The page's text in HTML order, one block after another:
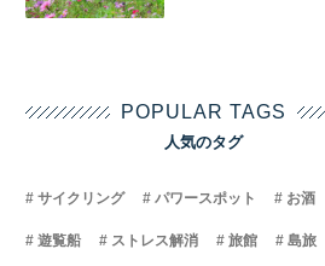
POPULAR TAGS
人気のタグ
サイクリング パワースポット お酒
遊覧船 ストレス解消 旅館 島旅